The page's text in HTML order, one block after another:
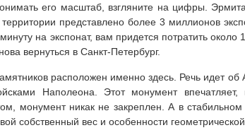
его масштаб, взгляните на цифры.
представлено более 3 миллионов
на экспонат, вам придется потратить около
вернуться в Санкт-Петербург.
расположен именно здесь. Речь идет об
Наполеона. Этот монумент
монумент никак не закреплен. А в
собственный вес и особенности